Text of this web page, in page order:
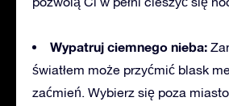
Wypatruj ciemnego nieba:
światłem może przyćmić blask
zaćmień. Wybierz się poza